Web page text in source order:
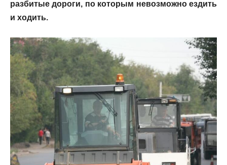
разбитые дороги, по которым невозможно ездить
и ходить.